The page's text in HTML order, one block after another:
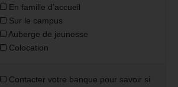
En famille d’accueil
Sur le campus
Auberge de jeunesse
Colocation
Contacter votre banque pour savoir si